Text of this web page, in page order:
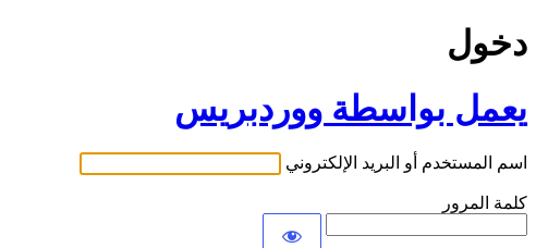
دخول
يعمل بواسطة ووردبريس
اسم المستخدم أو البريد الإلكتروني
كلمة المرور